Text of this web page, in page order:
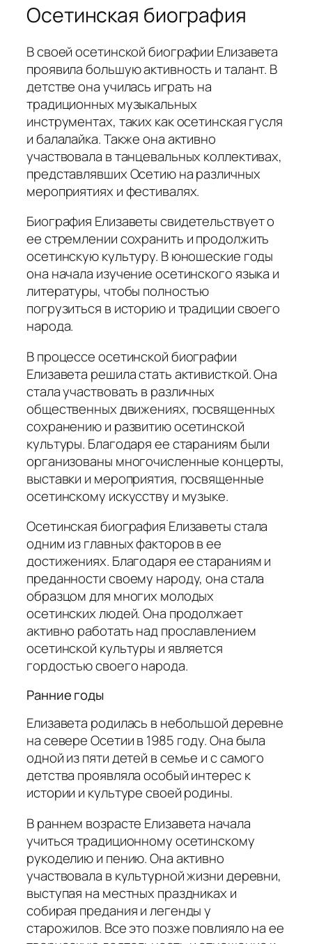
Осетинская биография
В своей осетинской биографии Елизавета
проявила большую активность и талант. В
детстве она училась играть на
традиционных музыкальных
инструментах, таких как осетинская гусля
и балалайка. Также она активно
участвовала в танцевальных коллективах,
представлявших Осетию на различных
мероприятиях и фестивалях.
Биография Елизаветы свидетельствует о
ее стремлении сохранить и продолжить
осетинскую культуру. В юношеские годы
она начала изучение осетинского языка и
литературы, чтобы полностью
погрузиться в историю и традиции своего
народа.
В процессе осетинской биографии
Елизавета решила стать активисткой. Она
стала участвовать в различных
общественных движениях, посвященных
сохранению и развитию осетинской
культуры. Благодаря ее стараниям были
организованы многочисленные концерты,
выставки и мероприятия, посвященные
осетинскому искусству и музыке.
Осетинская биография Елизаветы стала
одним из главных факторов в ее
достижениях. Благодаря ее стараниям и
преданности своему народу, она стала
образцом для многих молодых
осетинских людей. Она продолжает
активно работать над прославлением
осетинской культуры и является
гордостью своего народа.
Ранние годы
Елизавета родилась в небольшой деревне
на севере Осетии в 1985 году. Она была
одной из пяти детей в семье и с самого
детства проявляла особый интерес к
истории и культуре своей родины.
В раннем возрасте Елизавета начала
учиться традиционному осетинскому
рукоделию и пению. Она активно
участвовала в культурной жизни деревни,
выступая на местных праздниках и
собирая предания и легенды у
старожилов. Все это позже повлияло на ее